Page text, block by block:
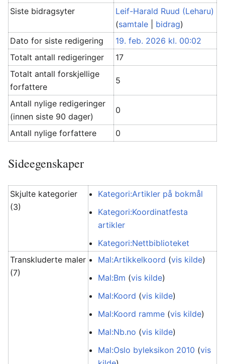
Siste bidragsyter
Leif-Harald Ruud (Leharu)
(samtale bidrag)
Dato for siste redigering
19. feb. 2026 kl. 00:02
Totalt antall redigeringer
17
Totalt antall forskjellige
forfattere
5
Antall nylige redigeringer
(innen siste 90 dager)
0
Antall nylige forfattere 0
Sideegenskaper
Skjulte kategorier
(3)
Kategori:Artikler på bokmål
Kategori:Koordinatfesta
artikler
Kategori:Nettbiblioteket
Transkluderte maler
(7)
Mal:Artikkelkoord (vis kilde)
Mal:Bm (vis kilde)
Mal:Koord (vis kilde)
Mal:Koord ramme (vis kilde)
Mal:Nb.no (vis kilde)
Mal:Oslo byleksikon 2010 (vis